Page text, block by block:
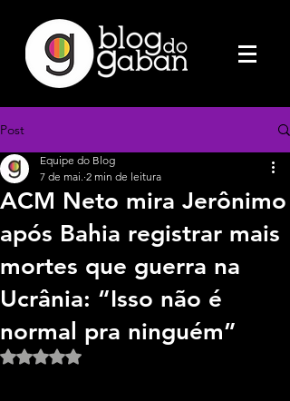
Post
ACM Neto mira Jerônimo
após Bahia registrar mais
mortes que guerra na
Ucrânia: “Isso não é
normal pra ninguém”
Equipe do Blog
7 de mai. 2 min de leitura
Avaliado com NaN de 5 estrelas.